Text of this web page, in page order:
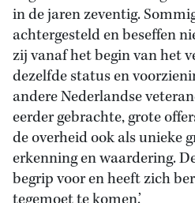
in de jaren zeventig.
achtergesteld en beseffen
zij vanaf het begin van het
dezelfde status en
andere Nederlandse
eerder gebrachte, grote
de overheid ook als unieke
erkenning en waardering.
begrip voor en heeft zich